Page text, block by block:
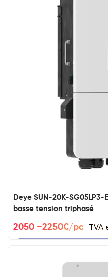
Deye SUN-20K-
basse tension triphasé
2050 ~2250€/pc TVA